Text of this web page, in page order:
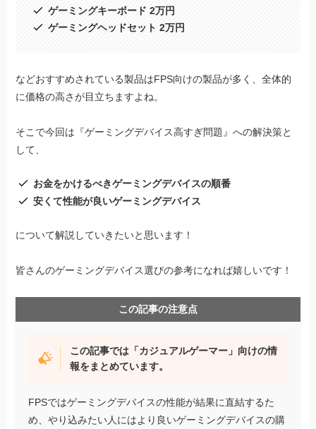
ゲーミングキーボード 2万円
ゲーミングヘッドセット 2万円
などおすすめされている製品はFPS向けの製品が多く、全体的
に価格の高さが目立ちますよね。
そこで今回は『ゲーミングデバイス高すぎ問題』への解決策と
して、
お金をかけるべきゲーミングデバイスの順番
安くて性能が良いゲーミングデバイス
について解説していきたいと思います！
皆さんのゲーミングデバイス選びの参考になれば嬉しいです！
この記事の注意点
この記事では「カジュアルゲーマー」向けの情
報をまとめています。
FPSではゲーミングデバイスの性能が結果に直結するた
め、やり込みたい人にはより良いゲーミングデバイスの購